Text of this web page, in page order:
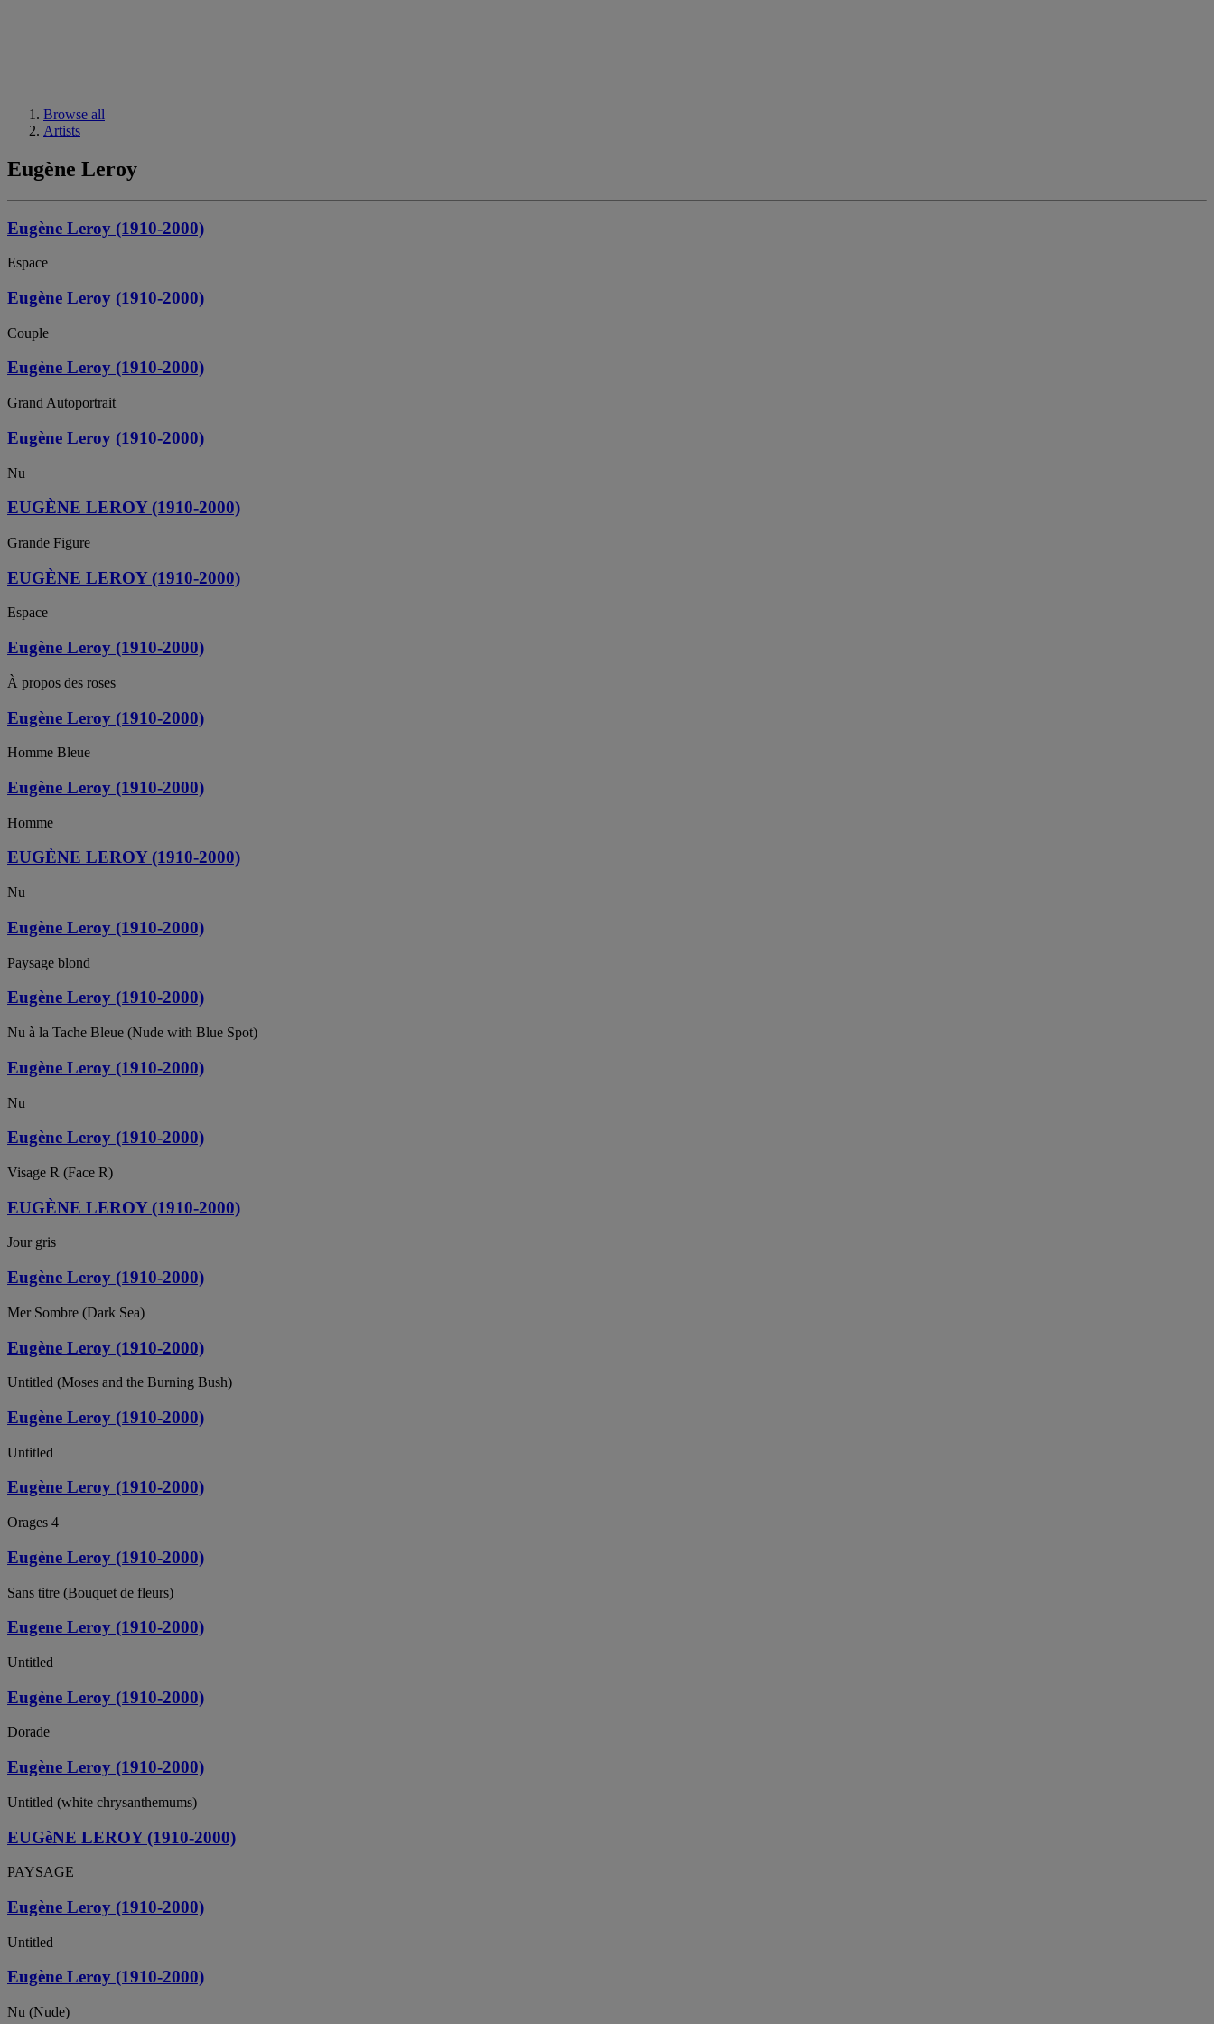
Browse all
Artists
Eugène Leroy
Eugène Leroy (1910-2000)
Espace
Eugène Leroy (1910-2000)
Couple
Eugène Leroy (1910-2000)
Grand Autoportrait
Eugène Leroy (1910-2000)
Nu
EUGÈNE LEROY (1910-2000)
Grande Figure
EUGÈNE LEROY (1910-2000)
Espace
Eugène Leroy (1910-2000)
À propos des roses
Eugène Leroy (1910-2000)
Homme Bleue
Eugène Leroy (1910-2000)
Homme
EUGÈNE LEROY (1910-2000)
Nu
Eugène Leroy (1910-2000)
Paysage blond
Eugène Leroy (1910-2000)
Nu à la Tache Bleue (Nude with Blue Spot)
Eugène Leroy (1910-2000)
Nu
Eugène Leroy (1910-2000)
Visage R (Face R)
EUGÈNE LEROY (1910-2000)
Jour gris
Eugène Leroy (1910-2000)
Mer Sombre (Dark Sea)
Eugène Leroy (1910-2000)
Untitled (Moses and the Burning Bush)
Eugène Leroy (1910-2000)
Untitled
Eugène Leroy (1910-2000)
Orages 4
Eugène Leroy (1910-2000)
Sans titre (Bouquet de fleurs)
Eugene Leroy (1910-2000)
Untitled
Eugène Leroy (1910-2000)
Dorade
Eugène Leroy (1910-2000)
Untitled (white chrysanthemums)
EUGèNE LEROY (1910-2000)
PAYSAGE
Eugène Leroy (1910-2000)
Untitled
Eugène Leroy (1910-2000)
Nu (Nude)